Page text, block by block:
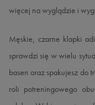
więcej na wyglądzie i
Męskie, czarne klapki
sprawdzi się w wielu
basen oraz spakujesz do
roli potreningowego